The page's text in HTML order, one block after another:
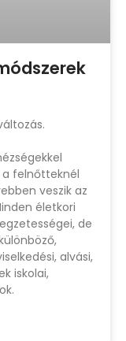
a felnőtteknél
veszik az
életkori
de
alvási,
iskolai,